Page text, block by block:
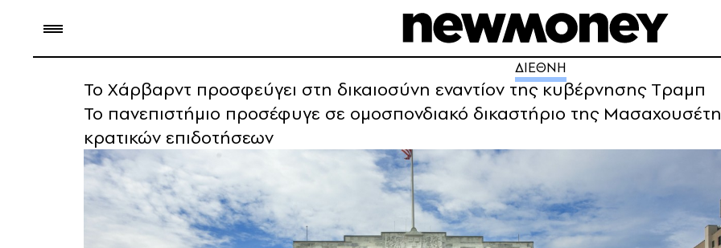
ΔΙΕΘΝΗ
Το Χάρβαρντ προσφεύγει στη δικαιοσύνη εναντίον της κυβέρνησης Tραμπ
To πανεπιστήμιο προσέφυγε σε ομοσπονδιακό δικαστήριο της
κρατικών επιδοτήσεων